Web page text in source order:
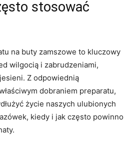
stosować
na buty zamszowe to kluczowy
wilgocią i zabrudzeniami,
Z odpowiednią
dobraniem preparatu,
życie naszych ulubionych
kiedy i jak często powinno